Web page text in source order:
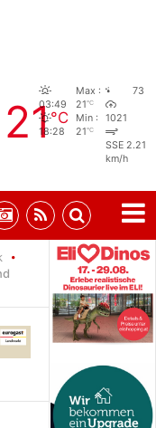
21°C
03:49
18:28
Max :
21°C
Min :
21°C
73
1021
SSE 2.21
km/h